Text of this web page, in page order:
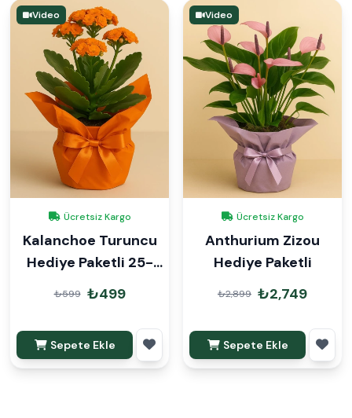
Video
Ücretsiz Kargo
Kalanchoe Turuncu
Hediye Paketli 25-
30cm
₺599 ₺499
Sepete Ekle
Video
Ücretsiz Kargo
Anthurium Zizou
Hediye Paketli
₺2,899 ₺2,749
Sepete Ekle